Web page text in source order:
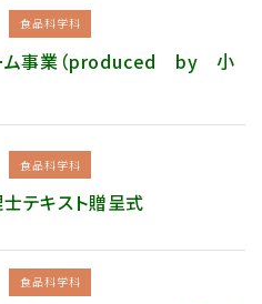
食品科学科
ーム事業（produced by 小
食品科学科
テキスト贈呈式
食品科学科